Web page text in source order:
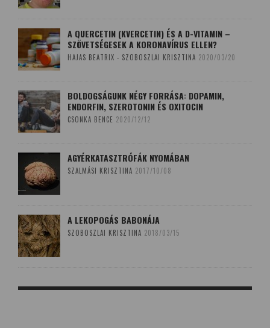
A QUERCETIN (KVERCETIN) ÉS A D-VITAMIN –
SZÖVETSÉGESEK A KORONAVÍRUS ELLEN?
HAJAS BEATRIX - SZOBOSZLAI KRISZTINA 2020/03/20
BOLDOGSÁGUNK NÉGY FORRÁSA: DOPAMIN,
ENDORFIN, SZEROTONIN ÉS OXITOCIN
CSONKA BENCE 2020/12/12
AGYÉRKATASZTRÓFÁK NYOMÁBAN
SZALMÁSI KRISZTINA 2017/10/08
A LEKOPOGÁS BABONÁJA
SZOBOSZLAI KRISZTINA 2018/03/15